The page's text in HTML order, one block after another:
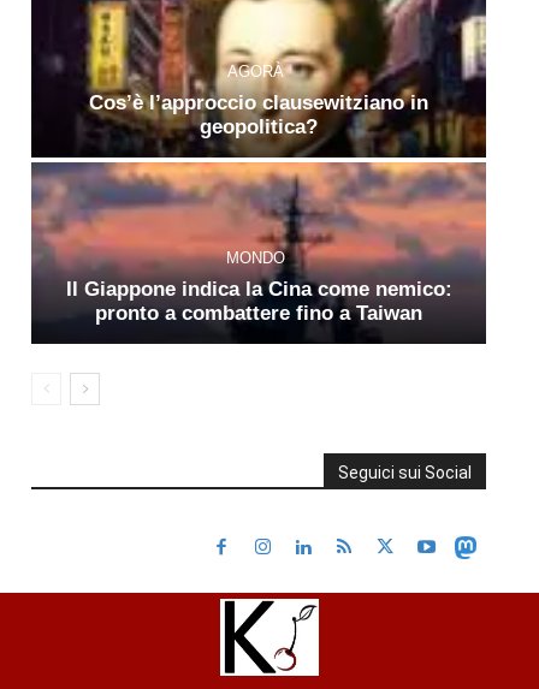
AGORÀ
Cos’è l’approccio clausewitziano in
geopolitica?
MONDO
Il Giappone indica la Cina come nemico:
pronto a combattere fino a Taiwan
Seguici sui Social